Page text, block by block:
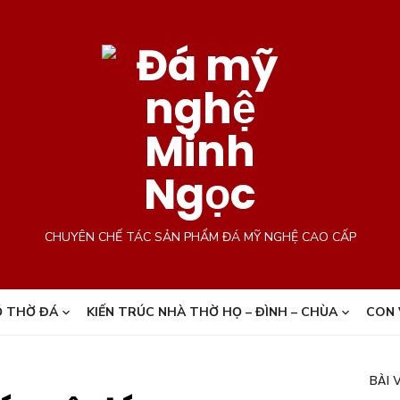
CHUYÊN CHẾ TÁC SẢN PHẨM ĐÁ MỸ NGHỆ CAO CẤP
THỜ ĐÁ KIẾN TRÚC NHÀ THỜ HỌ – ĐÌNH – CHÙA
BÀI